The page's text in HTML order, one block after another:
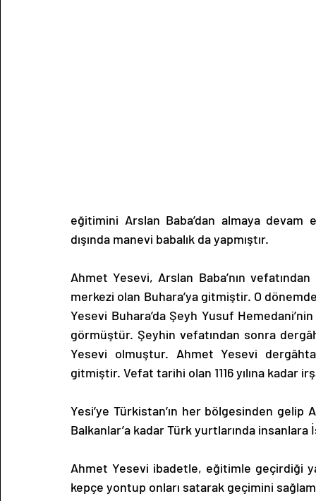
eğitimini Arslan Baba’dan almaya devam
dışında manevi babalık da yapmıştır.
Ahmet Yesevi, Arslan Baba’nın
merkezi olan Buhara’ya gitmiştir. O
Yesevi Buhara’da Şeyh Yusuf
görmüştür. Şeyhin vefatından sonra
Yesevi olmuştur. Ahmet Yesevi
gitmiştir. Vefat tarihi olan 1116 yılına kadar
Yesi’ye Türkistan’ın her bölgesinden
Balkanlar’a kadar Türk yurtlarında insanlara
Ahmet Yesevi ibadetle, eğitimle geçirdiği
kepçe yontup onları satarak geçimini